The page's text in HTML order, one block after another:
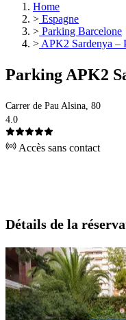
Home
> Espagne
> Parking Barcelone
> APK2 Sardenya –
Parking APK2
Carrer de Pau Alsina, 80
4.0
Accès sans contact
Détails de la